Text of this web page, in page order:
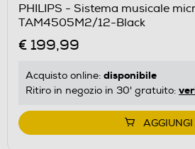
PHILIPS - Sistema musicale
TAM4505M2/12-Black
€ 199,99
Acquisto online: disponibile
Ritiro in negozio in 30' gratuito:
AGGIUNGI